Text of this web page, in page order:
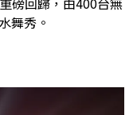
舞秀。